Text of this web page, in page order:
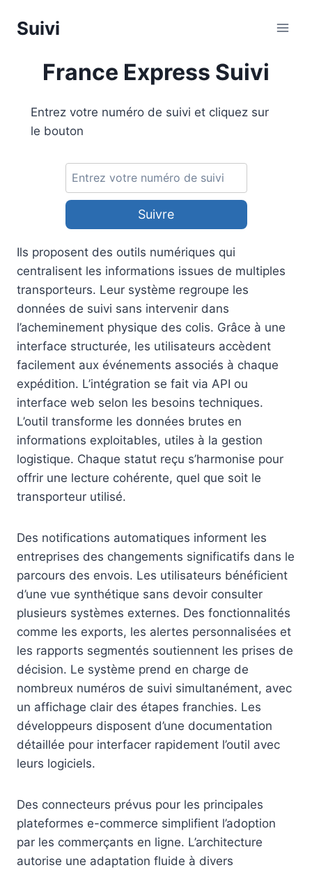
Suivi
France Express Suivi
Entrez votre numéro de suivi et cliquez sur
le bouton
Suivre
Ils proposent des outils numériques qui
centralisent les informations issues de multiples
transporteurs. Leur système regroupe les
données de suivi sans intervenir dans
l’acheminement physique des colis. Grâce à une
interface structurée, les utilisateurs accèdent
facilement aux événements associés à chaque
expédition. L’intégration se fait via API ou
interface web selon les besoins techniques.
L’outil transforme les données brutes en
informations exploitables, utiles à la gestion
logistique. Chaque statut reçu s’harmonise pour
offrir une lecture cohérente, quel que soit le
transporteur utilisé.
Des notifications automatiques informent les
entreprises des changements significatifs dans le
parcours des envois. Les utilisateurs bénéficient
d’une vue synthétique sans devoir consulter
plusieurs systèmes externes. Des fonctionnalités
comme les exports, les alertes personnalisées et
les rapports segmentés soutiennent les prises de
décision. Le système prend en charge de
nombreux numéros de suivi simultanément, avec
un affichage clair des étapes franchies. Les
développeurs disposent d’une documentation
détaillée pour interfacer rapidement l’outil avec
leurs logiciels.
Des connecteurs prévus pour les principales
plateformes e-commerce simplifient l’adoption
par les commerçants en ligne. L’architecture
autorise une adaptation fluide à divers